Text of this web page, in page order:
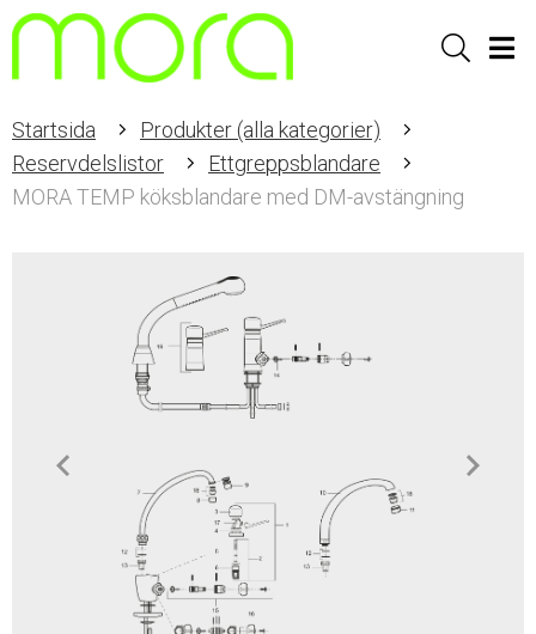
Sök
Startsida
Produkter (alla kategorier)
Reservdelslistor
Ettgreppsblandare
MORA TEMP köksblandare med DM-avstängning